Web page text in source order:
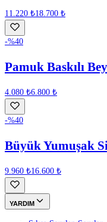
11.220 ₺18.700 ₺
-%40
Pamuk Baskılı
4.080 ₺6.800 ₺
-%40
Büyük Yumuşak
9.960 ₺16.600 ₺
YARDIM